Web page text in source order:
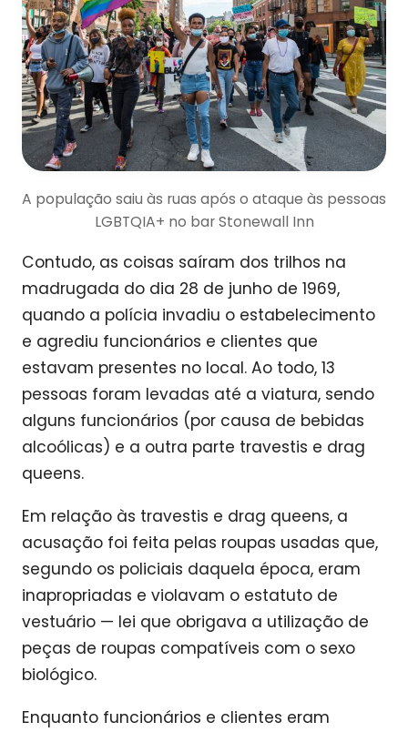
A população saiu às ruas após o ataque às pessoas
LGBTQIA+ no bar Stonewall Inn
Contudo, as coisas saíram dos trilhos na
madrugada do dia 28 de junho de 1969,
quando a polícia invadiu o estabelecimento
e agrediu funcionários e clientes que
estavam presentes no local. Ao todo, 13
pessoas foram levadas até a viatura, sendo
alguns funcionários (por causa de bebidas
alcoólicas) e a outra parte travestis e drag
queens.
Em relação às travestis e drag queens, a
acusação foi feita pelas roupas usadas que,
segundo os policiais daquela época, eram
inapropriadas e violavam o estatuto de
vestuário — lei que obrigava a utilização de
peças de roupas compatíveis com o sexo
biológico.
Enquanto funcionários e clientes eram